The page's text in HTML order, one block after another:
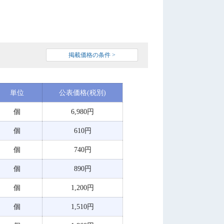
掲載価格の条件 >
単位 公表価格(税別)
個 6,980円
個 610円
個 740円
個 890円
個 1,200円
個 1,510円